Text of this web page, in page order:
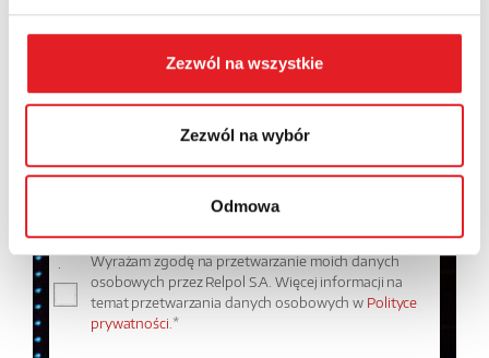
Zezwól na wszystkie
Zezwól na wybór
Odmowa
Województwo:
Treść: *
Wyrażam zgodę na przetwarzanie moich danych
osobowych przez Relpol S.A. Więcej informacji na
temat przetwarzania danych osobowych w Polityce
prywatności.*